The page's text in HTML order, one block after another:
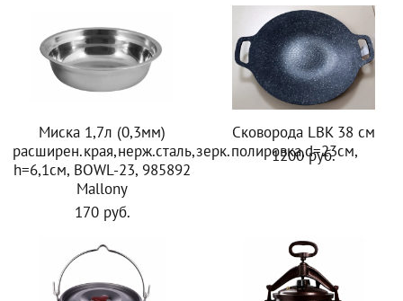
Миска 1,7л (0,3мм)
расширен.края,нерж.сталь,зерк.полировка,d=23см,
h=6,1см, BOWL-23, 985892
Mallony
170 руб.
Сковорода LBK 38 см
1200 руб.